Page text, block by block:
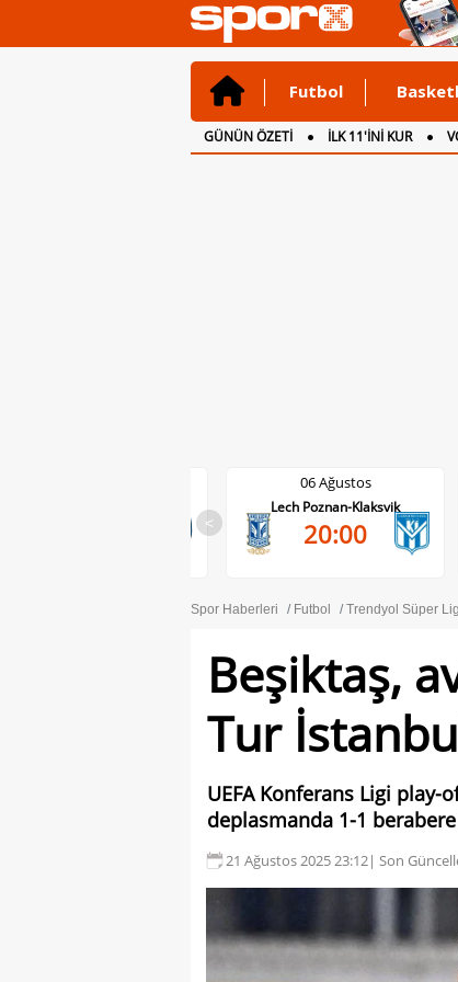
Futbol
GÜNÜN ÖZETİ İLK 11'İNİ KUR
CANLI ANLATIM
İNGİLTERE
<
06 Ağustos
Lech Poznan-Klaksvik
20:00
Spor Haberleri Futbol Trendyol Süper Lig
Beşiktaş,
Tur
UEFA Konferans Ligi play-
deplasmanda 1-1 berabere
21 Ağustos 2025 23:12| Son